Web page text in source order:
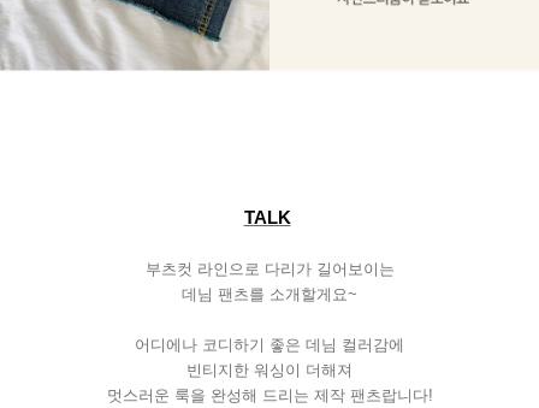
TALK
부츠컷 라인으로 다리가 길어보이는
데님 팬츠를 소개할게요~
어디에나 코디하기 좋은 데님 컬러감에
빈티지한 워싱이 더해져
멋스러운 룩을 완성해 드리는 제작 팬츠랍니다!